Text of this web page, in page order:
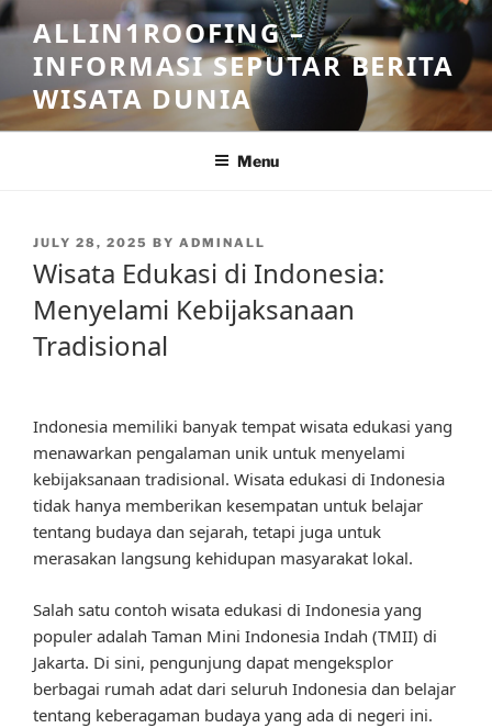
Skip
to
content
ALLIN1ROOFING –
INFORMASI SEPUTAR BERITA
WISATA DUNIA
Menu
POSTED
JULY 28, 2025 BY ADMINALL
Wisata Edukasi di Indonesia:
Menyelami Kebijaksanaan
Tradisional
Indonesia memiliki banyak tempat wisata edukasi yang
menawarkan pengalaman unik untuk menyelami
kebijaksanaan tradisional. Wisata edukasi di Indonesia
tidak hanya memberikan kesempatan untuk belajar
tentang budaya dan sejarah, tetapi juga untuk
merasakan langsung kehidupan masyarakat lokal.
Salah satu contoh wisata edukasi di Indonesia yang
populer adalah Taman Mini Indonesia Indah (TMII) di
Jakarta. Di sini, pengunjung dapat mengeksplor
berbagai rumah adat dari seluruh Indonesia dan belajar
tentang keberagaman budaya yang ada di negeri ini.